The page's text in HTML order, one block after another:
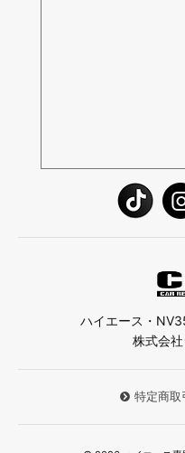
ハイエース・
株式会
特定商取